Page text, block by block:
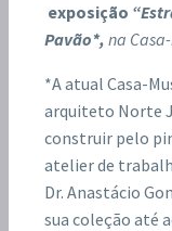
exposição
Pavão*, na
*A atual Casa-
arquiteto Norte
construir pelo
atelier de
Dr. Anastácio
sua coleção até